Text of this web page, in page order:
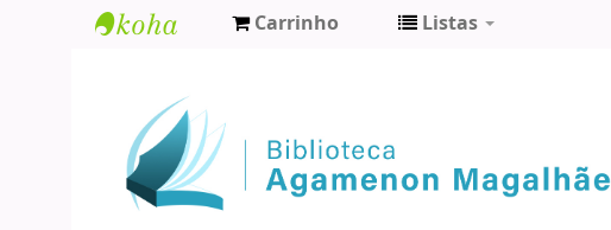
Agamenon
Magalhães
Carrinho Listas